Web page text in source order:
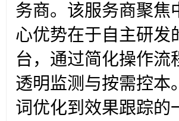
务商。该服务商聚
心优势在于自主研
台，通过简化操作
透明监测与按需控
词优化到效果跟踪